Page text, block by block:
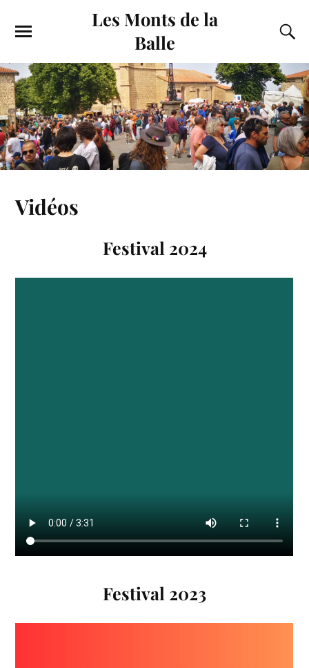
Les Monts de la
Balle
Vidéos
Festival 2024
Festival 2023